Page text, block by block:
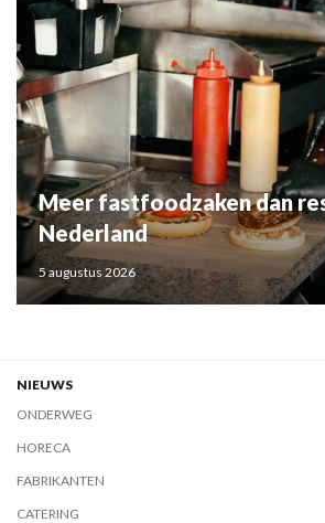
Meer fastfoodzaken dan
Nederland
5 augustus 2026
NIEUWS
ONDERWEG
HORECA
FABRIKANTEN
CATERING